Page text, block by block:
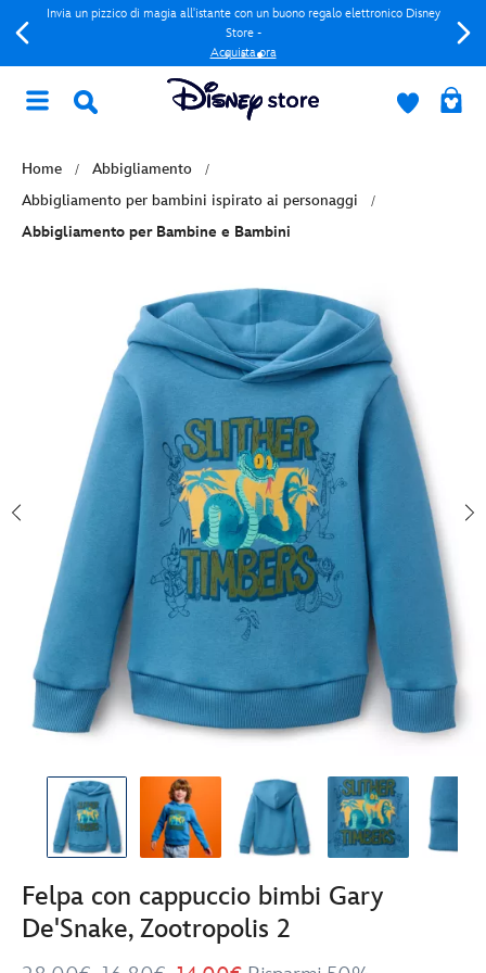
Invia un pizzico di magia all'istante con un buono regalo elettronico Disney
Store -
Acquista ora
Home
Abbigliamento
Abbigliamento per bambini ispirato ai personaggi
Abbigliamento per Bambine e Bambini
Felpa con cappuccio bimbi Gary
De'Snake, Zootropolis 2